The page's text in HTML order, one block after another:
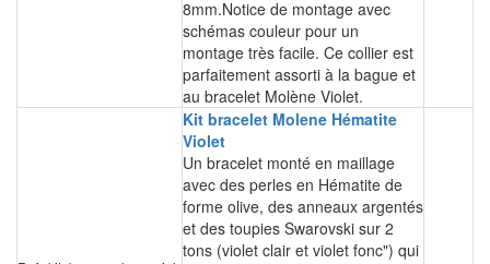
8mm.Notice de montage avec
schémas couleur pour un
montage très facile. Ce collier est
parfaitement assorti à la bague et
au bracelet Molène Violet.
Kit bracelet Molene Hématite
Violet
Un bracelet monté en maillage
avec des perles en Hématite de
forme olive, des anneaux argentés
et des toupies Swarovski sur 2
tons (violet clair et violet fonc") qui